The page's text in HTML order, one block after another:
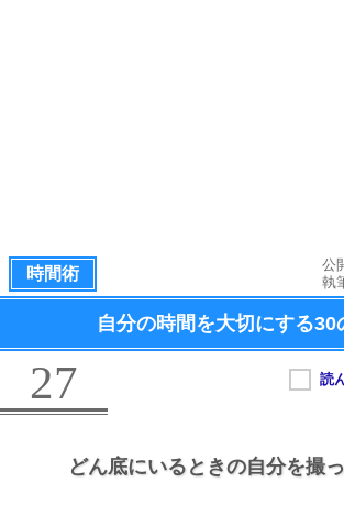
時間術
公
執
自分の時間を大切にする30
27
どん底にいるときの自分を撮っ